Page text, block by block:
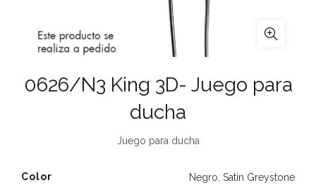
0626/N3 King 3D- Juego para
ducha
Juego para ducha
Color Negro Satin Greystone